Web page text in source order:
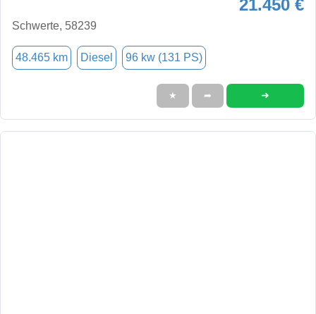
21.450 €
Schwerte, 58239
48.465 km Diesel 96 kw (131 PS)
★ ➦ ➜